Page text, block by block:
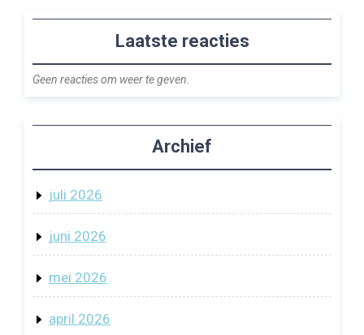
Laatste reacties
Geen reacties om weer te geven.
Archief
juli 2026
juni 2026
mei 2026
april 2026